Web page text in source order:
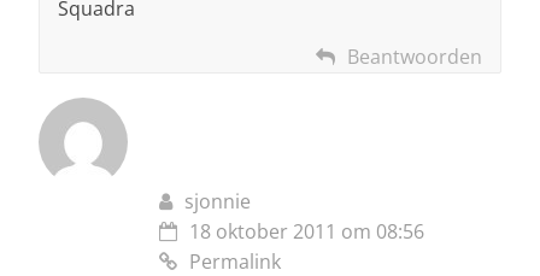
Squadra
Beantwoorden
sjonnie
18 oktober 2011 om 08:56
Permalink